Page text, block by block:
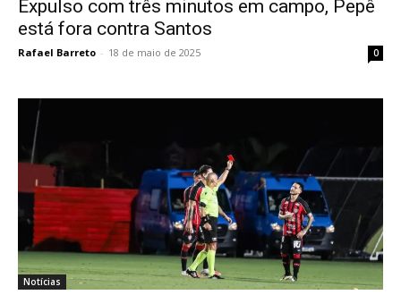
Expulso com três minutos em campo, Pepê
está fora contra Santos
Rafael Barreto - 18 de maio de 2025 0
Notícias